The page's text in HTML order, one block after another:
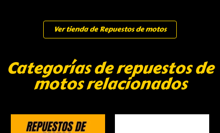
Ver tienda de Repuestos de motos
Categorías de repuestos de
motos relacionados